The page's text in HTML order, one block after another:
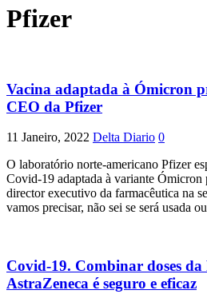
Pfizer
Vacina adaptada à Ómicron
CEO da Pfizer
11 Janeiro, 2022 Delta Diario 0
O laboratório norte-americano Pfizer
Covid-19 adaptada à variante
director executivo da farmacêutica na
vamos precisar, não sei se será usada
Covid-19. Combinar doses da
AstraZeneca é seguro e eficaz